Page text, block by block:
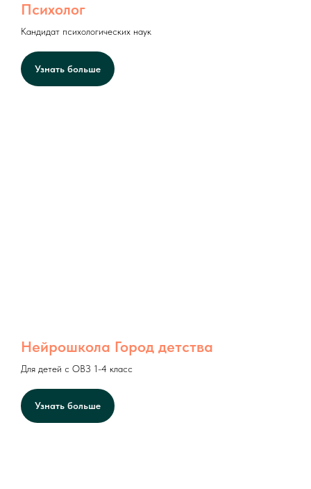
Психолог
Кандидат психологических наук
Узнать больше
Нейрошкола Город детства
Для детей с ОВЗ 1-4 класс
Узнать больше